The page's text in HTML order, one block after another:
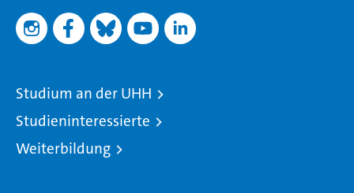
Studium an der UHH
Studieninteressierte
Weiterbildung